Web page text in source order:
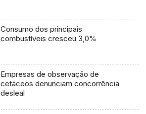
Consumo dos principais
combustíveis cresceu 3,0%
Empresas de observação de
cetáceos denunciam concorrência
desleal